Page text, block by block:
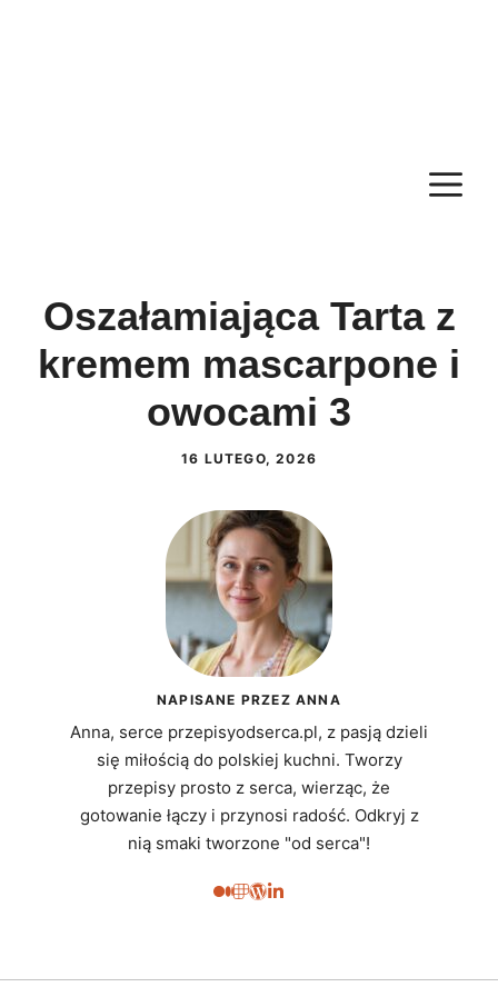
Oszałamiająca Tarta z
kremem mascarpone i
owocami 3
16 LUTEGO, 2026
NAPISANE PRZEZ ANNA
Anna, serce przepisyodserca.pl, z pasją dzieli
się miłością do polskiej kuchni. Tworzy
przepisy prosto z serca, wierząc, że
gotowanie łączy i przynosi radość. Odkryj z
nią smaki tworzone "od serca"!